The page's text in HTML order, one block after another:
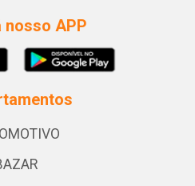
nosso APP